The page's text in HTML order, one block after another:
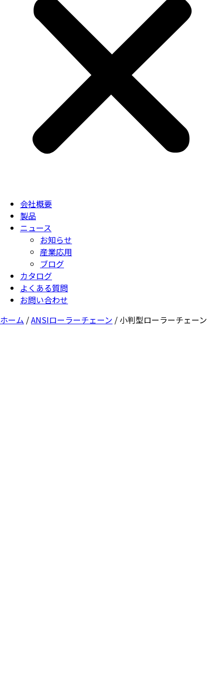
会社概要
製品
ニュース
お知らせ
産業応用
ブログ
カタログ
よくある質問
お問い合わせ
ホーム /ANSIローラーチェーン / 小判型ローラーチェーン